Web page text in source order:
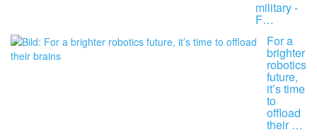
military -
F…
For a
brighter
robotics
future,
it’s time
to
offload
their …